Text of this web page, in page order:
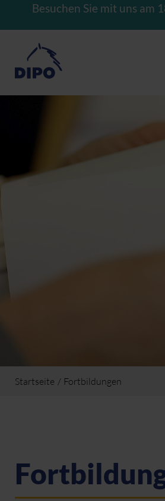
Besuchen Sie mit uns
Startseite Fortbildungen